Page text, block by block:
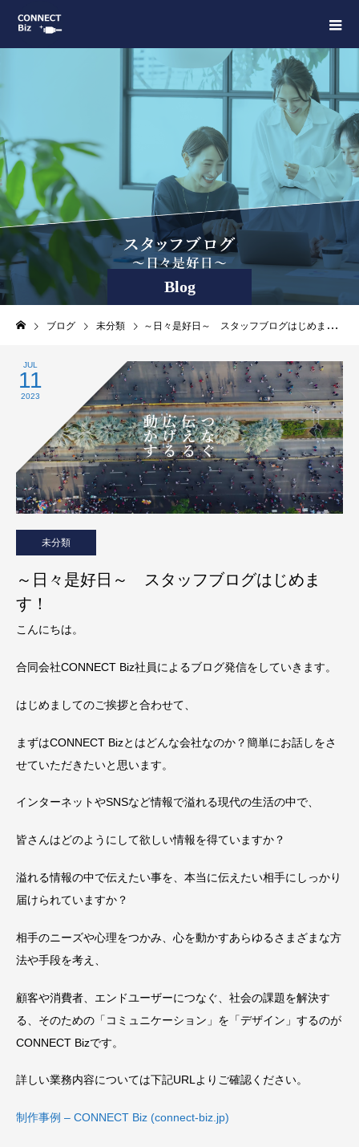
Blog
ブログ 未分類 ～日々是好日～ スタッフブログはじめます！
JUL
11
2023
未分類
～日々是好日～ スタッフブログはじめま
す！
こんにちは。
合同会社CONNECT Biz社員によるブログ発信をしていきます。
はじめましてのご挨拶と合わせて、
まずはCONNECT Bizとはどんな会社なのか？簡単にお話しをさ
せていただきたいと思います。
インターネットやSNSなど情報で溢れる現代の生活の中で、
皆さんはどのようにして欲しい情報を得ていますか？
溢れる情報の中で伝えたい事を、本当に伝えたい相手にしっかり
届けられていますか？
相手のニーズや心理をつかみ、心を動かすあらゆるさまざまな方
法や手段を考え、
顧客や消費者、エンドユーザーにつなぐ、社会の課題を解決す
る、そのための「コミュニケーション」を「デザイン」するのが
CONNECT Bizです。
詳しい業務内容については下記URLよりご確認ください。
制作事例 – CONNECT Biz (connect-biz.jp)